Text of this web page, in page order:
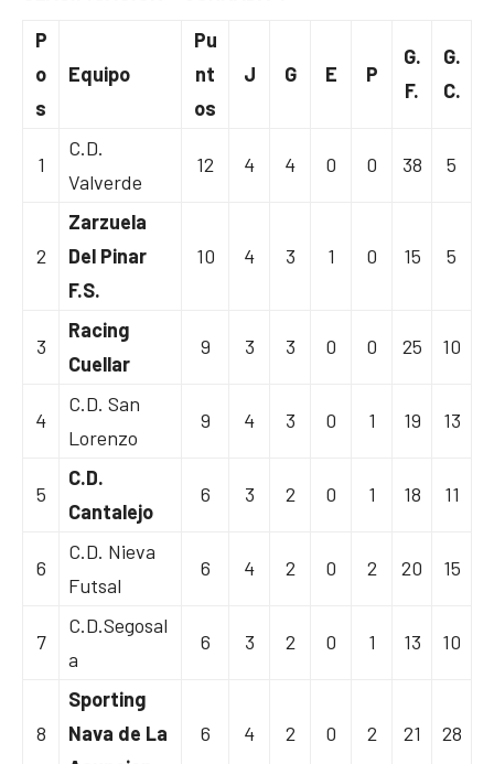
P
o
s
Equipo
Pu
nt
os
J G E P
G.
F.
G.
C.
1
C.D.
Valverde
12 4 4 0 0 38 5
2
Zarzuela
Del Pinar
F.S.
10 4 3 1 0 15 5
3
Racing
Cuellar
9 3 3 0 0 25 10
4
C.D. San
Lorenzo
9 4 3 0 1 19 13
5
C.D.
Cantalejo
6 3 2 0 1 18 11
6
C.D. Nieva
Futsal
6 4 2 0 2 20 15
7
C.D.Segosal
a
6 3 2 0 1 13 10
8
Sporting
Nava de La
6 4 2 0 2 21 28